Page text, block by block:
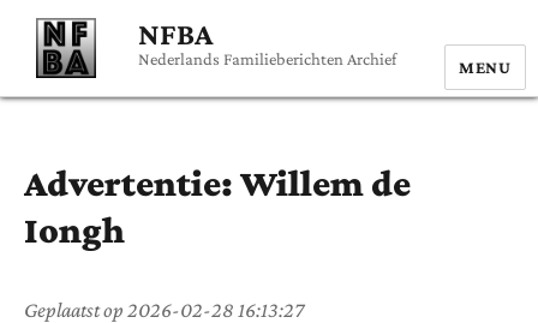
NFBA
Nederlands Familieberichten Archief MENU
Advertentie: Willem de
Iongh
Geplaatst op 2026-02-28 16:13:27